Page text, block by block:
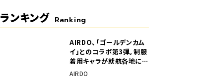
ランキング Ranking
AIRDO、「ゴールデンカム
イ」とのコラボ第3弾。制服
着用キャラが就航各地に登
場
AIRDO